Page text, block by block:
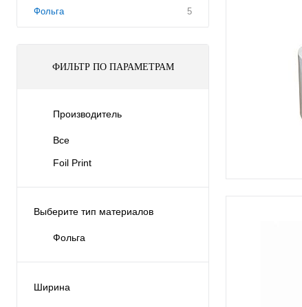
Фольга 5
ФИЛЬТР ПО ПАРАМЕТРАМ
Производитель
Все
Foil Print
Выберите тип материалов
Фольга
Ширина